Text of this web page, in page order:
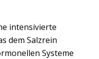
intensivierte
dem Salzrein
Systeme